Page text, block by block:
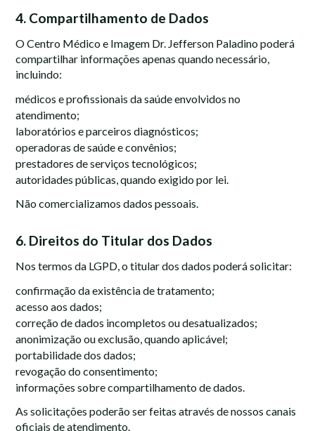
4. Compartilhamento de Dados
O Centro Médico e Imagem Dr. Jefferson Paladino poderá
compartilhar informações apenas quando necessário,
incluindo:
médicos e profissionais da saúde envolvidos no
atendimento;
laboratórios e parceiros diagnósticos;
operadoras de saúde e convênios;
prestadores de serviços tecnológicos;
autoridades públicas, quando exigido por lei.
Não comercializamos dados pessoais.
6. Direitos do Titular dos Dados
Nos termos da LGPD, o titular dos dados poderá solicitar:
confirmação da existência de tratamento;
acesso aos dados;
correção de dados incompletos ou desatualizados;
anonimização ou exclusão, quando aplicável;
portabilidade dos dados;
revogação do consentimento;
informações sobre compartilhamento de dados.
As solicitações poderão ser feitas através de nossos canais
oficiais de atendimento.